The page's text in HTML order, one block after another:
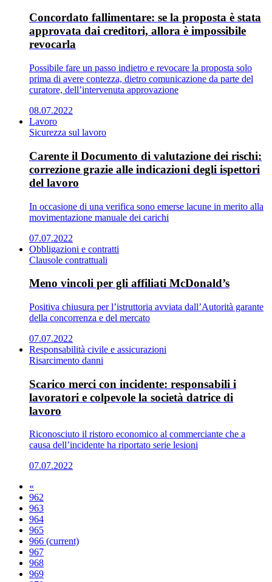
Concordato fallimentare: se la proposta è stata
approvata dai creditori, allora è impossibile
revocarla
Possibile fare un passo indietro e revocare la proposta solo
prima di avere contezza, dietro comunicazione da parte del
curatore, dell’intervenuta approvazione
08.07.2022
Lavoro
Sicurezza sul lavoro
Carente il Documento di valutazione dei rischi:
correzione grazie alle indicazioni degli ispettori
del lavoro
In occasione di una verifica sono emerse lacune in merito alla
movimentazione manuale dei carichi
07.07.2022
Obbligazioni e contratti
Clausole contrattuali
Meno vincoli per gli affiliati McDonald’s
Positiva chiusura per l’istruttoria avviata dall’Autorità garante
della concorrenza e del mercato
07.07.2022
Responsabilità civile e assicurazioni
Risarcimento danni
Scarico merci con incidente: responsabili i
lavoratori e colpevole la società datrice di
lavoro
Riconosciuto il ristoro economico al commerciante che a
causa dell’incidente ha riportato serie lesioni
07.07.2022
«
962
963
964
965
966 (current)
967
968
969